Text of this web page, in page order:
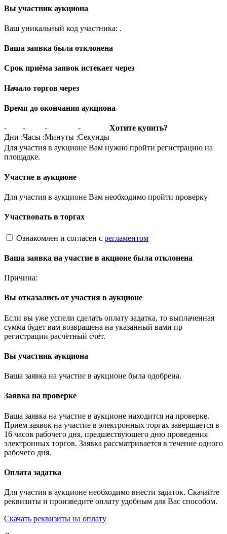
Вы участник аукциона
Ваш уникальный код участника: .
Ваша заявка была отклонена
Срок приёма заявок истекает через
Начало торгов через
Время до окончания аукциона
-
Дни :
-
Часы :
-
Минуты :
-
Секунды
Хотите купить?
Для участия в аукционе Вам нужно пройти регистрацию на
площадке.
Участие в аукционе
Для участия в аукционе Вам необходимо пройти проверку
Участвовать в торгах
Ознакомлен и согласен с регламентом
Ваша заявка на участие в акционе была отклонена
Причина:
Вы отказались от участия в аукционе
Если вы уже успели сделать оплату задатка, то выплаченная
сумма будет вам возвращена на указанный вами пр
регистрации расчётный счёт.
Вы участник аукциона
Ваша заявка на участие в аукционе была одобрена.
Заявка на проверке
Ваша заявка на участие в аукционе находится на проверке.
Прием заявок на участие в электронных торгах завершается в
16 часов рабочего дня, предшествующего дню проведения
электронных торгов. Заявка рассматривается в течение одного
рабочего дня.
Оплата задатка
Для участия в аукционе необходимо внести задаток. Скачайте
реквизиты и произведите оплату удобным для Вас способом.
Скачать реквизиты на оплату